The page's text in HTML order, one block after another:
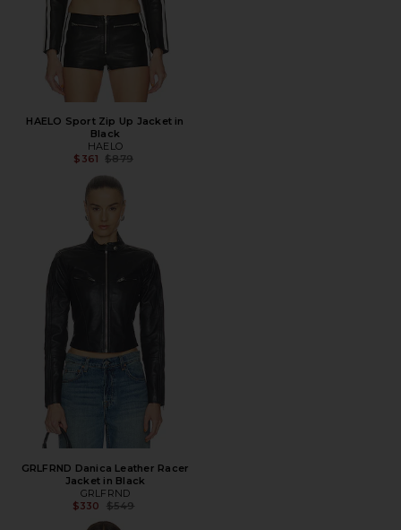
HAELO Sport Zip Up Jacket in
Black
HAELO
$361 Предыдущая цена:
$879
GRLFRND Danica Leather Racer
Jacket in Black
GRLFRND
$330
Предыдущая цена:
$549